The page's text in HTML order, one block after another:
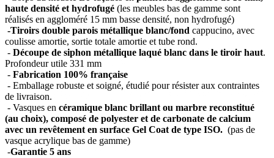
haute densité et hydrofugé (les meubles bas de gamme sont
réalisés en aggloméré 15 mm basse densité, non hydrofugé)
-Tiroirs double parois métallique blanc/fond cappucino, avec
coulisse amortie, sortie totale amortie et tube rond.
- Découpe de siphon métallique laqué blanc dans le tiroir haut.
Profondeur utile 331 mm
- Fabrication 100% française
- Emballage robuste et soigné, étudié pour résister aux contraintes
de livraison.
- Vasques en céramique blanc brillant ou marbre reconstitué
(au choix), composé de polyester et de carbonate de calcium
avec un revêtement en surface Gel Coat de type ISO. (pas de
vasque acrylique bas de gamme)
-Garantie 5 ans